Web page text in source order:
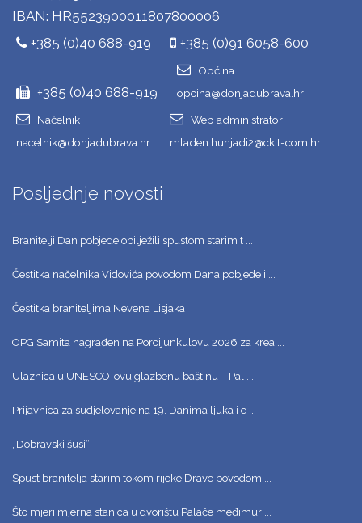
IBAN: HR5523900011807800006
+385 (0)40 688-919
+385 (0)91 6058-600
+385 (0)40 688-919
Općina
opcina@donjadubrava.hr
Načelnik
nacelnik@donjadubrava.hr
Web administrator
mladen.hunjadi2@ck.t-com.hr
Posljednje novosti
Branitelji Dan pobjede obilježili spustom starim t ...
Čestitka načelnika Vidovića povodom Dana pobjede i ...
Čestitka braniteljima Nevena Lisjaka
OPG Samita nagrađen na Porcijunkulovu 2026 za krea ...
Ulaznica u UNESCO-ovu glazbenu baštinu – Pal ...
Prijavnica za sudjelovanje na 19. Danima ljuka i e ...
„Dobravski šusi“
Spust branitelja starim tokom rijeke Drave povodom ...
Što mjeri mjerna stanica u dvorištu Palače međimur ...